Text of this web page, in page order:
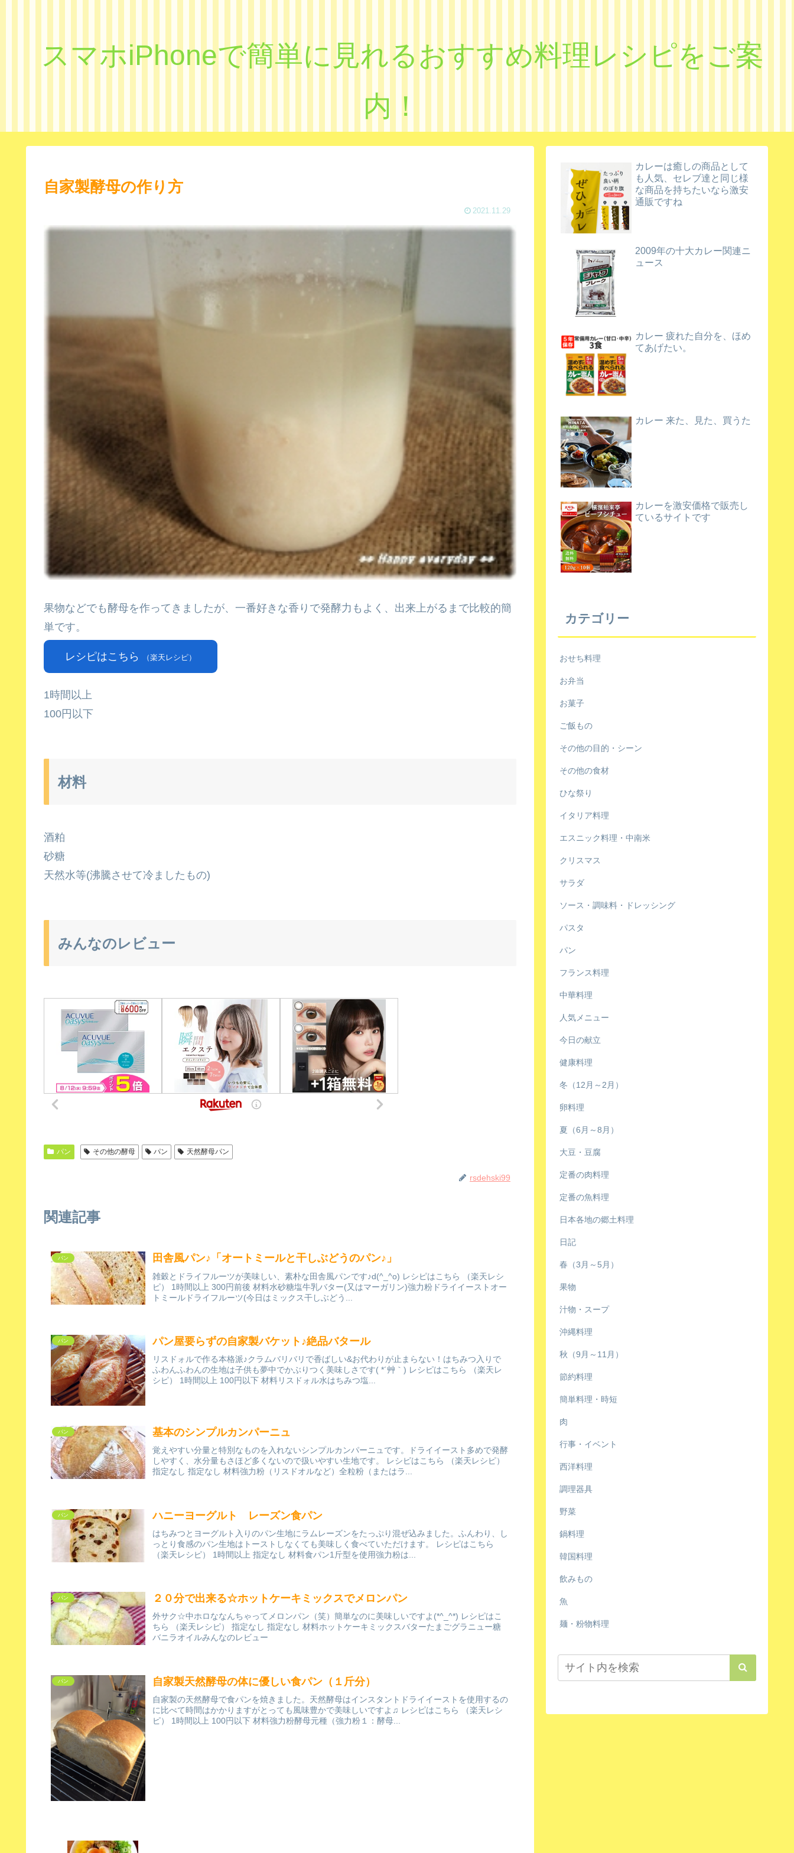
スマホiPhoneで簡単に見れるおすすめ料理レシピをご案
内！
自家製酵母の作り方
2021.11.29
果物などでも酵母を作ってきましたが、一番好きな香りで発酵力もよく、出来上がるまで比較的簡
単です。
レシピはこちら （楽天レシピ）
1時間以上
100円以下
材料
酒粕
砂糖
天然水等(沸騰させて冷ましたもの)
みんなのレビュー
パン その他の酵母 パン 天然酵母パン
rsdehski99
関連記事
パン 田舎風パン♪「オートミールと干しぶどうのパン♪」
雑穀とドライフルーツが美味しい、素朴な田舎風パンです♪d(^_^o) レシピはこちら （楽天レシ
ピ） 1時間以上 300円前後 材料水砂糖塩牛乳バター(又はマーガリン)強力粉ドライイーストオー
トミールドライフルーツ(今日はミックス干しぶどう...
パン パン屋要らずの自家製バケット♪絶品バタール
リスドォルで作る本格派♪クラムバリバリで香ばしい&お代わりが止まらない！はちみつ入りで
ふわんふわんの生地は子供も夢中でかぶりつく美味しさです( *´艸｀) レシピはこちら （楽天レ
シピ） 1時間以上 100円以下 材料リスドォル水はちみつ塩...
パン 基本のシンプルカンパーニュ
覚えやすい分量と特別なものを入れないシンプルカンパーニュです。ドライイースト多めで発酵
しやすく、水分量もさほど多くないので扱いやすい生地です。 レシピはこちら （楽天レシピ）
指定なし 指定なし 材料強力粉（リスドオルなど）全粒粉（またはラ...
パン ハニーヨーグルト レーズン食パン
はちみつとヨーグルト入りのパン生地にラムレーズンをたっぷり混ぜ込みました。ふんわり、し
っとり食感のパン生地はトーストしなくても美味しく食べていただけます。 レシピはこちら
（楽天レシピ） 1時間以上 指定なし 材料食パン1斤型を使用強力粉は...
パン ２０分で出来る☆ホットケーキミックスでメロンパン
外サク☆中ホロななんちゃってメロンパン（笑）簡単なのに美味しいですよ(*^_^*) レシピはこ
ちら （楽天レシピ） 指定なし 指定なし 材料ホットケーキミックスバターたまごグラニュー糖
バニラオイルみんなのレビュー
パン 自家製天然酵母の体に優しい食パン（１斤分）
自家製の天然酵母で食パンを焼きました。天然酵母はインスタントドライイーストを使用するの
に比べて時間はかかりますがとっても風味豊かで美味しいですよ♫ レシピはこちら （楽天レシ
ピ） 1時間以上 100円以下 材料強力粉酵母元種（強力粉１：酵母...
カレーは癒しの商品として
も人気、セレブ達と同じ様
な商品を持ちたいなら激安
通販ですね
2009年の十大カレー関連ニ
ュース
カレー 疲れた自分を、ほめ
てあげたい。
カレー 来た、見た、買うた
カレーを激安価格で販売し
ているサイトです
カテゴリー
おせち料理
お弁当
お菓子
ご飯もの
その他の目的・シーン
その他の食材
ひな祭り
イタリア料理
エスニック料理・中南米
クリスマス
サラダ
ソース・調味料・ドレッシング
パスタ
パン
フランス料理
中華料理
人気メニュー
今日の献立
健康料理
冬（12月～2月）
卵料理
夏（6月～8月）
大豆・豆腐
定番の肉料理
定番の魚料理
日本各地の郷土料理
日記
春（3月～5月）
果物
汁物・スープ
沖縄料理
秋（9月～11月）
節約料理
簡単料理・時短
肉
行事・イベント
西洋料理
調理器具
野菜
鍋料理
韓国料理
飲みもの
魚
麺・粉物料理